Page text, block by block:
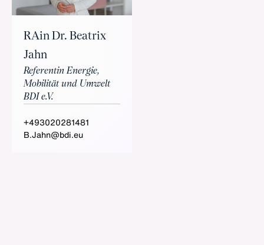
RAin Dr. Beatrix
Jahn
Referentin Energie,
Mobilität und Umwelt
BDI e.V.
+493020281481
B.Jahn@bdi.eu